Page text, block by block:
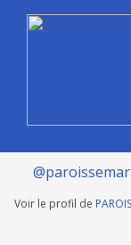
Voir le profil de